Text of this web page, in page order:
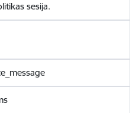
sesija.